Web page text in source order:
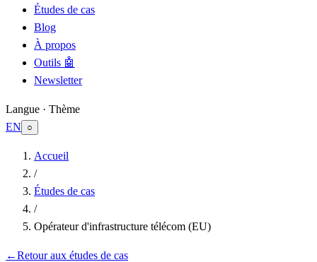
Études de cas
Blog
À propos
Outils 🤖
Newsletter
Langue · Thème
EN
○
Accueil
/
Études de cas
/
Opérateur d'infrastructure télécom (EU)
←Retour aux études de cas